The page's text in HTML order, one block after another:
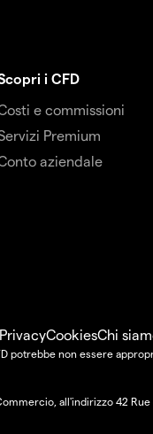
i CFD
e commissioni
Premium
aziendale
PrivacyCookiesChi
potrebbe non essere
all'indirizzo 42